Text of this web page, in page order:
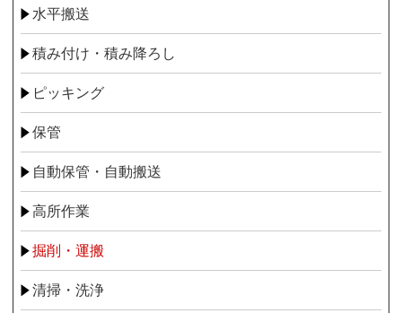
水平搬送
積み付け・積み降ろし
ピッキング
保管
自動保管・自動搬送
高所作業
掘削・運搬
清掃・洗浄